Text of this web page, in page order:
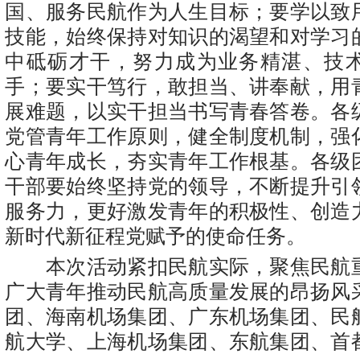
国、服务民航作为人生目标；要学以致
技能，始终保持对知识的渴望和对学习
中砥砺才干，努力成为业务精湛、技
手；要实干笃行，敢担当、讲奉献，用
展难题，以实干担当书写青春答卷。各
党管青年工作原则，健全制度机制，强
心青年成长，夯实青年工作根基。各级
干部要始终坚持党的领导，不断提升引
服务力，更好激发青年的积极性、创造
新时代新征程党赋予的使命任务。
本次活动紧扣民航实际，聚焦民航
广大青年推动民航高质量发展的昂扬风
团、海南机场集团、广东机场集团、民
航大学、上海机场集团、东航集团、首